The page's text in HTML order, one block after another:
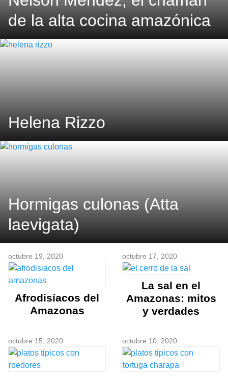
de la alta cocina amazónica
Helena Rizzo
Hormigas culonas (Atta
laevigata)
octubre 19, 2020
Afrodisíacos del
Amazonas
octubre 17, 2020
La sal en el
Amazonas: mitos
y verdades
octubre 15, 2020 octubre 10, 2020